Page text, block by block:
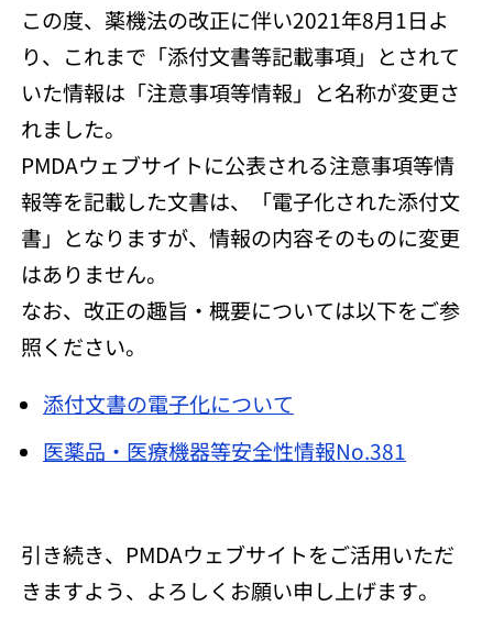
この度、薬機法の改正に伴い2021年8月1日よ
り、これまで「添付文書等記載事項」とされて
いた情報は「注意事項等情報」と名称が変更さ
れました。
PMDAウェブサイトに公表される注意事項等情
報等を記載した文書は、「電子化された添付文
書」となりますが、情報の内容そのものに変更
はありません。
なお、改正の趣旨・概要については以下をご参
照ください。
添付文書の電子化について
医薬品・医療機器等安全性情報No.381
引き続き、PMDAウェブサイトをご活用いただ
きますよう、よろしくお願い申し上げます。